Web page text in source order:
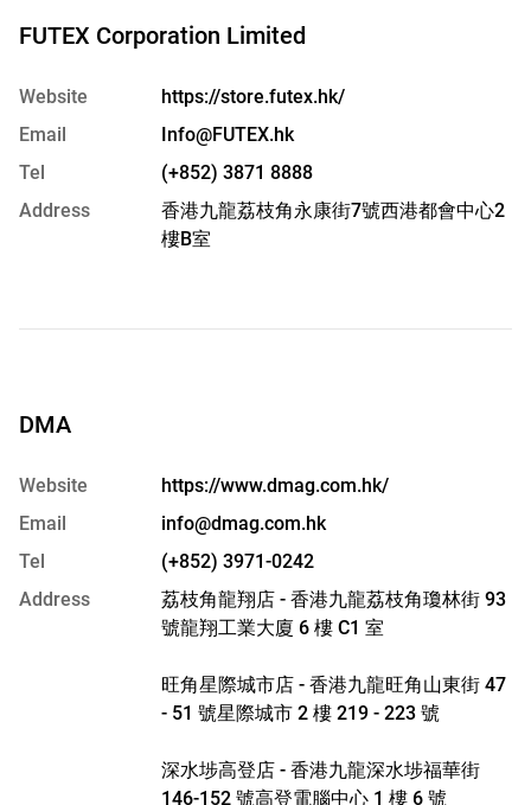
FUTEX Corporation Limited
Website
https://store.futex.hk/
Email
Info@FUTEX.hk
Tel
(+852) 3871 8888
Address
香港九龍荔枝角永康街7號西港都會中心2
樓B室
DMA
Website
https://www.dmag.com.hk/
Email
info@dmag.com.hk
Tel
(+852) 3971-0242
Address
荔枝角龍翔店 - 香港九龍荔枝角瓊林街 93
號龍翔工業大廈 6 樓 C1 室
旺角星際城市店 - 香港九龍旺角山東街 47
- 51 號星際城市 2 樓 219 - 223 號
深水埗高登店 - 香港九龍深水埗福華街
146-152 號高登電腦中心 1 樓 6 號